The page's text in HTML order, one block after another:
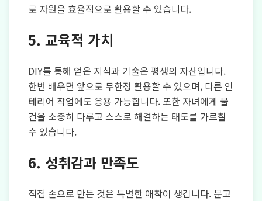
로 자원을 효율적으로 활용할 수 있습니다.
5. 교육적 가치
DIY를 통해 얻은 지식과 기술은 평생의 자산입니다.
한번 배우면 앞으로 무한정 활용할 수 있으며, 다른 인
테리어 작업에도 응용 가능합니다. 또한 자녀에게 물
건을 소중히 다루고 스스로 해결하는 태도를 가르칠
수 있습니다.
6. 성취감과 만족도
직접 손으로 만든 것은 특별한 애착이 생깁니다. 문고